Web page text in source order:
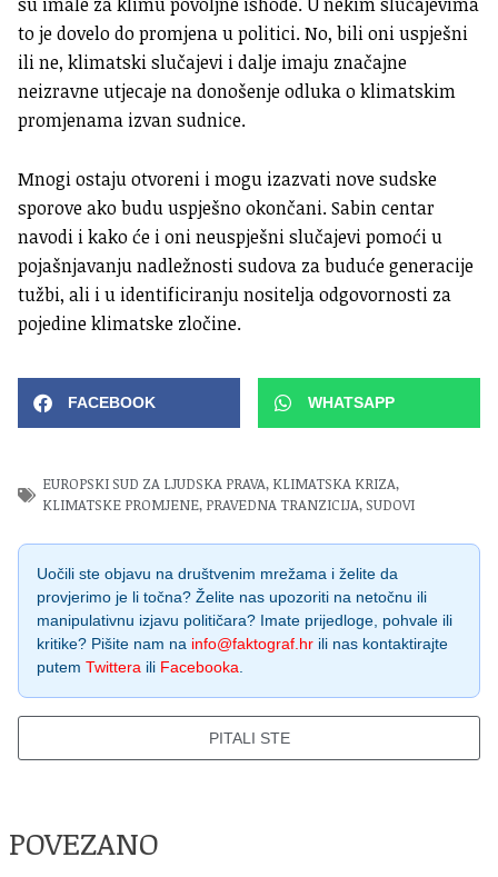
su imale za klimu povoljne ishode. U nekim slučajevima
to je dovelo do promjena u politici. No, bili oni uspješni
ili ne, klimatski slučajevi i dalje imaju značajne
neizravne utjecaje na donošenje odluka o klimatskim
promjenama izvan sudnice.
Mnogi ostaju otvoreni i mogu izazvati nove sudske
sporove ako budu uspješno okončani. Sabin centar
navodi i kako će i oni neuspješni slučajevi pomoći u
pojašnjavanju nadležnosti sudova za buduće generacije
tužbi, ali i u identificiranju nositelja odgovornosti za
pojedine klimatske zločine.
FACEBOOK WHATSAPP
EUROPSKI SUD ZA LJUDSKA PRAVA, KLIMATSKA KRIZA,
KLIMATSKE PROMJENE, PRAVEDNA TRANZICIJA, SUDOVI
Uočili ste objavu na društvenim mrežama i želite da
provjerimo je li točna? Želite nas upozoriti na netočnu ili
manipulativnu izjavu političara? Imate prijedloge, pohvale ili
kritike? Pišite nam na info@faktograf.hr ili nas kontaktirajte
putem Twittera ili Facebooka
PITALI STE
POVEZANO